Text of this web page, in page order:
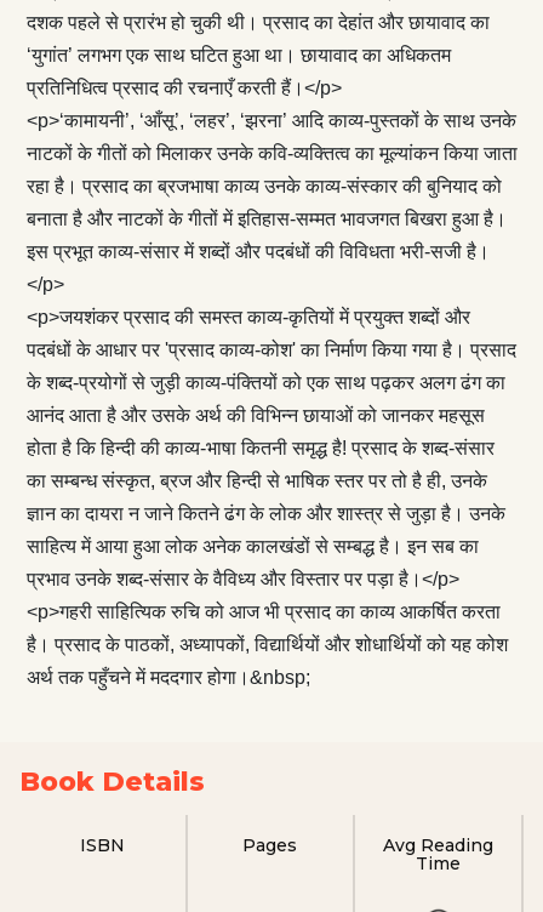
दशक पहले से प्रारंभ हो चुकी थी। प्रसाद का देहांत और छायावाद का
‘युगांत’ लगभग एक साथ घटित हुआ था। छायावाद का अधिकतम
प्रतिनिधित्व प्रसाद की रचनाएँ करती हैं।</p>
<p>‘कामायनी’, ‘आँसू’, ‘लहर’, ‘झरना’ आदि काव्य-पुस्तकों के साथ उनके
नाटकों के गीतों को मिलाकर उनके कवि-व्यक्तित्व का मूल्यांकन किया जाता
रहा है। प्रसाद का ब्रजभाषा काव्य उनके काव्य-संस्कार की बुनियाद को
बनाता है और नाटकों के गीतों में इतिहास-सम्मत भावजगत बिखरा हुआ है।
इस प्रभूत काव्य-संसार में शब्दों और पदबंधों की विविधता भरी-सजी है।
</p>
<p>जयशंकर प्रसाद की समस्त काव्य-कृतियों में प्रयुक्त शब्दों और
पदबंधों के आधार पर 'प्रसाद काव्य-कोश' का निर्माण किया गया है। प्रसाद
के शब्द-प्रयोगों से जुड़ी काव्य-पंक्तियों को एक साथ पढ़कर अलग ढंग का
आनंद आता है और उसके अर्थ की विभिन्न छायाओं को जानकर महसूस
होता है कि हिन्दी की काव्य-भाषा कितनी समृद्ध है! प्रसाद के शब्द-संसार
का सम्बन्ध संस्कृत, ब्रज और हिन्दी से भाषिक स्तर पर तो है ही, उनके
ज्ञान का दायरा न जाने कितने ढंग के लोक और शास्त्र से जुड़ा है। उनके
साहित्य में आया हुआ लोक अनेक कालखंडों से सम्बद्ध है। इन सब का
प्रभाव उनके शब्द-संसार के वैविध्य और विस्तार पर पड़ा है।</p>
<p>गहरी साहित्यिक रुचि को आज भी प्रसाद का काव्य आकर्षित करता
है। प्रसाद के पाठकों, अध्यापकों, विद्यार्थियों और शोधार्थियों को यह कोश
अर्थ तक पहुँचने में मददगार होगा।&nbsp;
Book Details
ISBN Pages
Avg Reading
Time